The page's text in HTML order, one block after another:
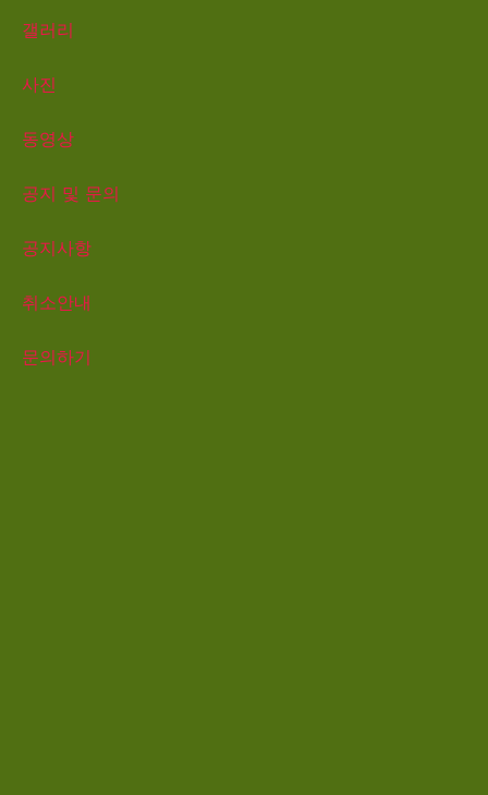
갤러리
사진
동영상
공지 및 문의
공지사항
취소안내
문의하기